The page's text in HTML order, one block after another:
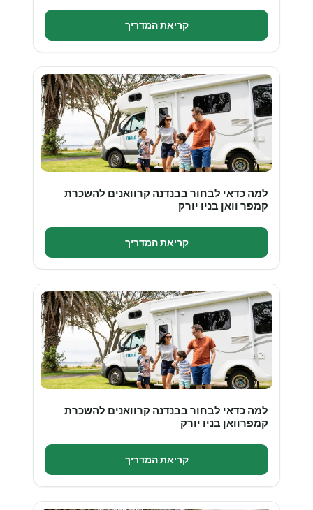
קריאת המדריך
למה כדאי לבחור בבנדנה קרוואנים להשכרת
קמפר וואן בניו יורק
קריאת המדריך
למה כדאי לבחור בבנדנה קרוואנים להשכרת
קמפרוואן בניו יורק
קריאת המדריך